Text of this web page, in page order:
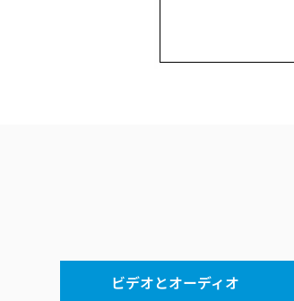
ビデオとオーディオ